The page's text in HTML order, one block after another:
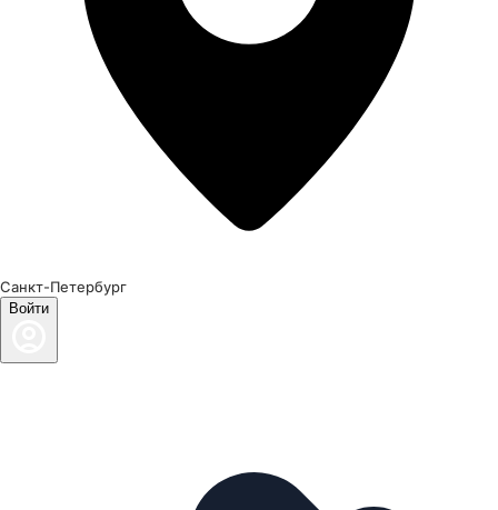
Санкт-Петербург
Войти